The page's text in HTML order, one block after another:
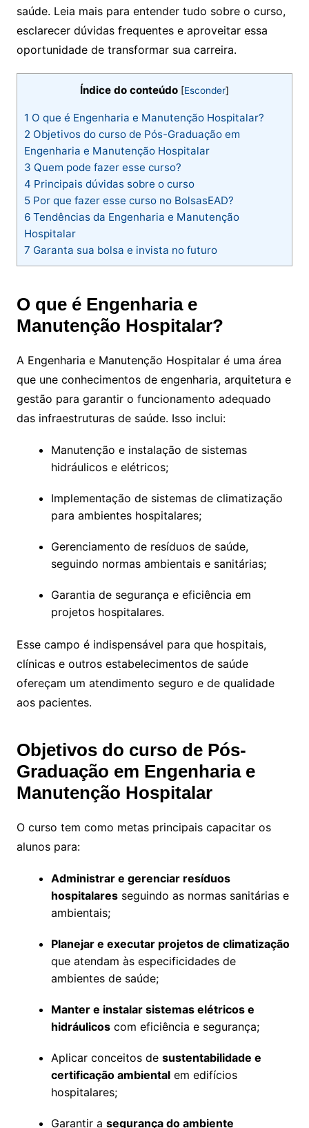
saúde. Leia mais para entender tudo sobre o curso,
esclarecer dúvidas frequentes e aproveitar essa
oportunidade de transformar sua carreira.
Índice do conteúdo [Esconder]
1 O que é Engenharia e Manutenção Hospitalar?
2 Objetivos do curso de Pós-Graduação em
Engenharia e Manutenção Hospitalar
3 Quem pode fazer esse curso?
4 Principais dúvidas sobre o curso
5Por que fazer esse curso no BolsasEAD?
6Tendências da Engenharia e Manutenção
Hospitalar
7 Garanta sua bolsa e invista no futuro
O que é Engenharia e
Manutenção Hospitalar?
A Engenharia e Manutenção Hospitalar é uma área
que une conhecimentos de engenharia, arquitetura e
gestão para garantir o funcionamento adequado
das infraestruturas de saúde. Isso inclui:
Manutenção e instalação de sistemas
hidráulicos e elétricos;
Implementação de sistemas de climatização
para ambientes hospitalares;
Gerenciamento de resíduos de saúde,
seguindo normas ambientais e sanitárias;
Garantia de segurança e eficiência em
projetos hospitalares.
Esse campo é indispensável para que hospitais,
clínicas e outros estabelecimentos de saúde
ofereçam um atendimento seguro e de qualidade
aos pacientes.
Objetivos do curso de Pós-
Graduação em Engenharia e
Manutenção Hospitalar
O curso tem como metas principais capacitar os
alunos para:
Administrar e gerenciar resíduos
hospitalaresseguindo as normas sanitárias e
ambientais;
Planejar e executar projetos de climatização
que atendam às especificidades de
ambientes de saúde;
Manter e instalar sistemas elétricos e
hidráulicoscom eficiência e segurança;
Aplicar conceitos de sustentabilidade e
certificação ambientalem edifícios
hospitalares;
Garantir a segurança do ambiente